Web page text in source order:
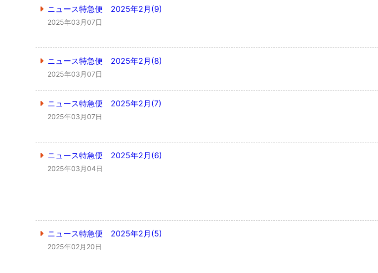
ニュース特急便 2025年2月(9)
2025年03月07日
ニュース特急便 2025年2月(8)
2025年03月07日
ニュース特急便 2025年2月(7)
2025年03月07日
ニュース特急便 2025年2月(6)
2025年03月04日
ニュース特急便 2025年2月(5)
2025年02月20日